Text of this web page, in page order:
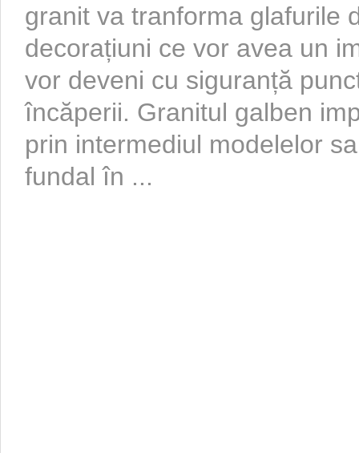
granit va tranforma glafurile
decorațiuni ce vor avea un
vor deveni cu siguranță
încăperii. Granitul galben
prin intermediul modelelor
fundal în ...